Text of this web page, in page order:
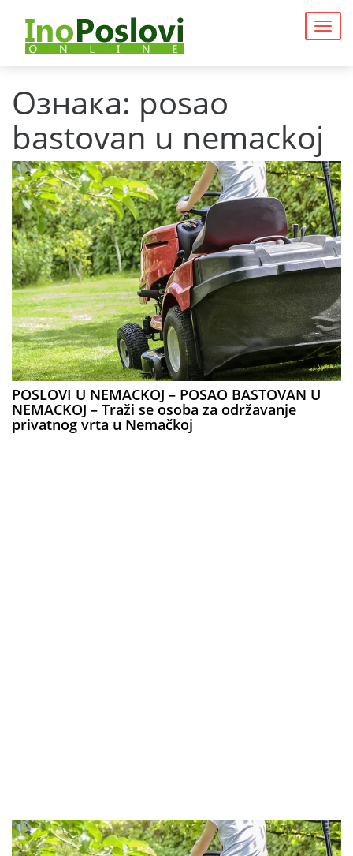
Ознака: posao
bastovan u nemackoj
POSLOVI U NEMACKOJ – POSAO BASTOVAN U
NEMACKOJ – Traži se osoba za održavanje
privatnog vrta u Nemačkoj